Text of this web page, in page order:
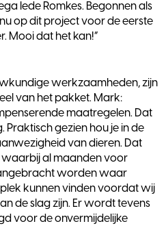
Iede Romkes. Begonnen als
op dit project voor de eerste
Mooi dat het kan!”
werkzaamheden, zijn
van het pakket. Mark:
maatregelen. Dat
Praktisch gezien hou je in de
van dieren. Dat
al maanden voor
worden waar
kunnen vinden voordat wij
de slag zijn. Er wordt tevens
voor de onvermijdelijke